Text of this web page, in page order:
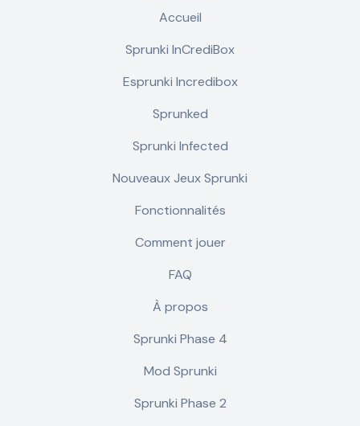
Accueil
Sprunki InCrediBox
Esprunki Incredibox
Sprunked
Sprunki Infected
Nouveaux Jeux Sprunki
Fonctionnalités
Comment jouer
FAQ
À propos
Sprunki Phase 4
Mod Sprunki
Sprunki Phase 2